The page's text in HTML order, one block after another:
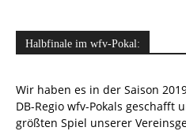
Halbfinale im wfv-Pokal:
Wir haben es in der Saison
DB-Regio wfv-Pokals geschafft
größten Spiel unserer